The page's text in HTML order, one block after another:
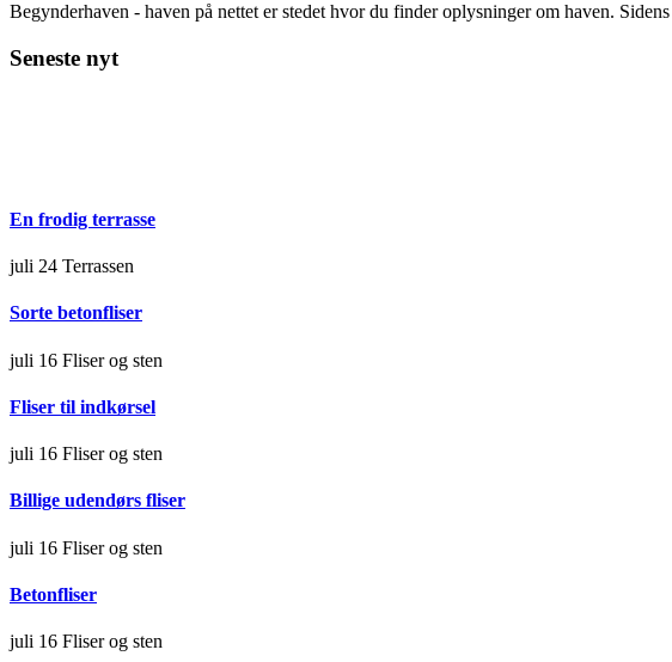
Begynderhaven - haven på nettet er stedet hvor du finder oplysninger om haven.
Seneste nyt
En frodig terrasse
juli 24 Terrassen
Sorte betonfliser
juli 16 Fliser og sten
Fliser til indkørsel
juli 16 Fliser og sten
Billige udendørs fliser
juli 16 Fliser og sten
Betonfliser
juli 16 Fliser og sten